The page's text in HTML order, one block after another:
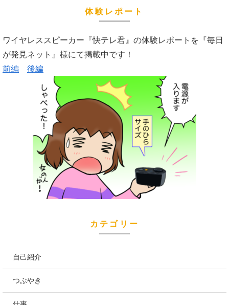
体験レポート
ワイヤレススピーカー『快テレ君』の体験レポートを『毎日
が発見ネット』様にて掲載中です！
前編
後編
カテゴリー
自己紹介
つぶやき